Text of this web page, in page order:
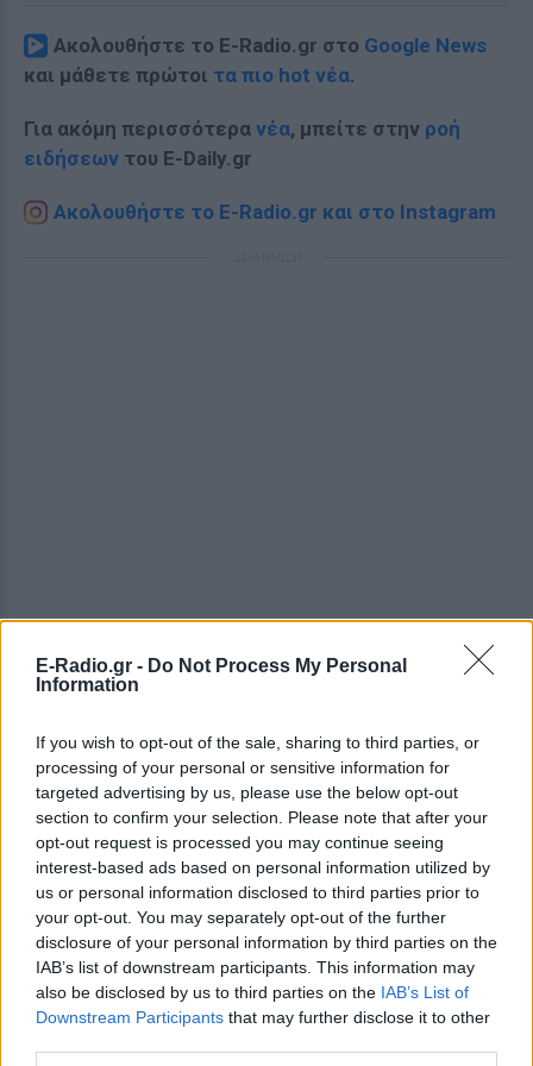
E-Radio.gr - Do Not Process My Personal
Information
If you wish to opt-out of the sale, sharing to third parties, or
processing of your personal or sensitive information for
targeted advertising by us, please use the below opt-out
section to confirm your selection. Please note that after your
opt-out request is processed you may continue seeing
interest-based ads based on personal information utilized by
us or personal information disclosed to third parties prior to
your opt-out. You may separately opt-out of the further
disclosure of your personal information by third parties on the
IAB’s list of downstream participants. This information may
also be disclosed by us to third parties on the IAB’s List of
Downstream Participants that may further disclose it to other
Ακολουθήστε το E-Radio.gr στο Google News
και μάθετε πρώτοι τα πιο hot νέα.
Για ακόμη περισσότερα νέα, μπείτε στην ροή
ειδήσεων του E-Daily.gr
Ακολουθήστε το E-Radio.gr και στο Instagram
ΔΕΙΤΕ ΕΠΙΣΗΣ
ΣΤΗΝ ΙΔΙΑ ΚΑΤΗΓΟΡΙΑ
Χούθι χτύπησαν Aramco, Ιράν
σκληραίνει τους όρους για τα
Στενά του Ορμούζ
ΣΉΜΕΡΑ